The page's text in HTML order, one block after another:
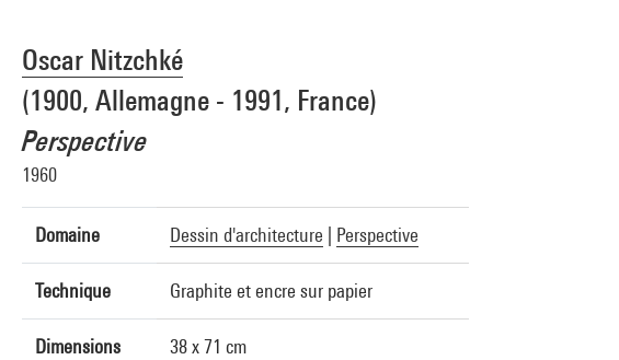
Oscar Nitzchké
(1900, Allemagne - 1991, France)
Perspective
1960
Domaine Dessin d'architecture Perspective
Technique Graphite et encre sur papier
Dimensions 38 x 71 cm